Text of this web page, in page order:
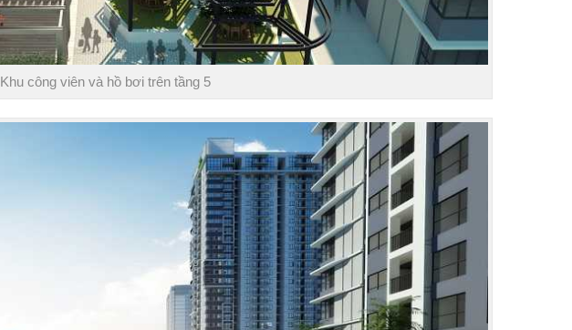
Khu công viên và hồ bơi trên tầng 5